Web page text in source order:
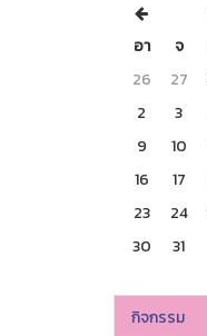
อา
จ
26
27
2
3
9
10
16
17
23
24
30
31
กิจกรรม